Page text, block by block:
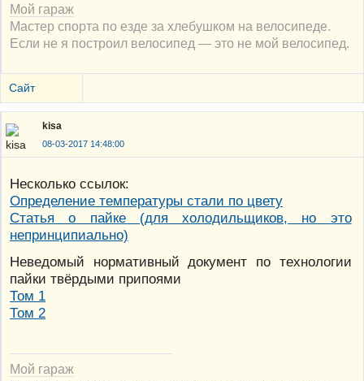
Мой гараж
Мастер спорта по езде за хлебушком на велосипеде.
Если не я построил велосипед — это не мой велосипед.
Сайт
kisa
08-03-2017 14:48:00
Несколько ссылок:
Определение температуры стали по цвету
Статья о пайке (для холодильщиков, но это
непринципиально)
Неведомый нормативный документ по технологии
пайки твёрдыми припоями
Том 1
Том 2
Мой гараж